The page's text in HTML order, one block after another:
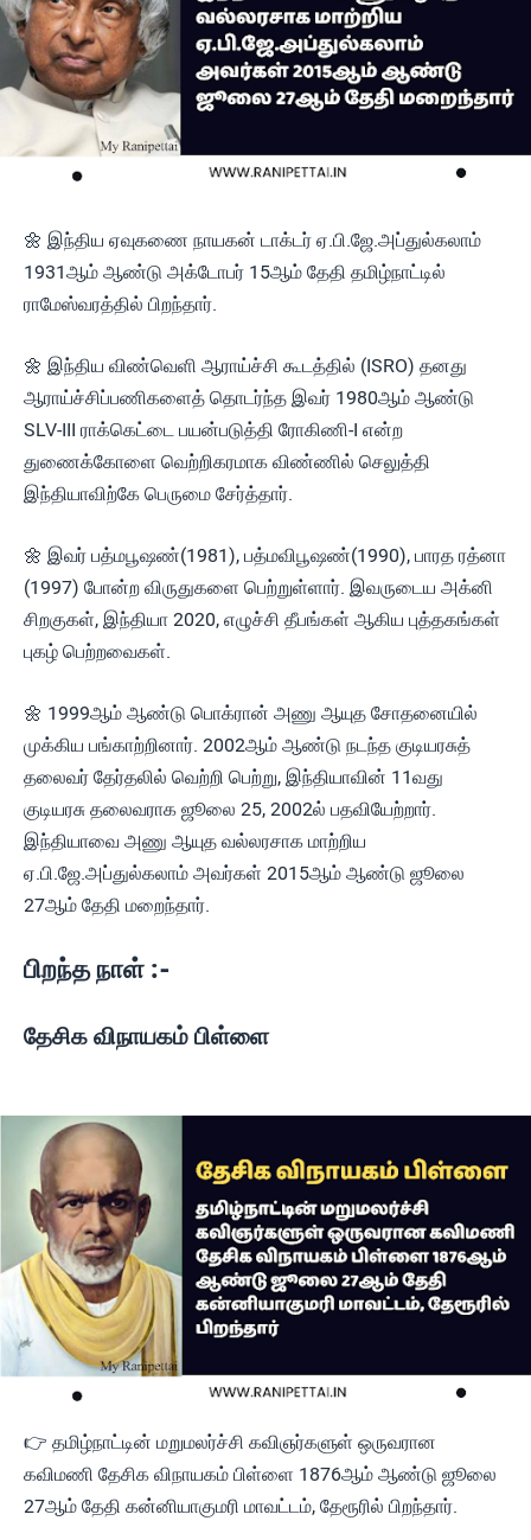
🌼 இந்திய ஏவுகணை நாயகன் டாக்டர் ஏ.பி.ஜே.அப்துல்கலாம்
1931ஆம் ஆண்டு அக்டோபர் 15ஆம் தேதி தமிழ்நாட்டில்
ராமேஸ்வரத்தில் பிறந்தார்.
🌼 இந்திய விண்வெளி ஆராய்ச்சி கூடத்தில் (ISRO) தனது
ஆராய்ச்சிப்பணிகளைத் தொடர்ந்த இவர் 1980ஆம் ஆண்டு
SLV-III ராக்கெட்டை பயன்படுத்தி ரோகிணி-I என்ற
துணைக்கோளை வெற்றிகரமாக விண்ணில் செலுத்தி
இந்தியாவிற்கே பெருமை சேர்த்தார்.
🌼 இவர் பத்மபூஷண்(1981), பத்மவிபூஷண்(1990), பாரத ரத்னா
(1997) போன்ற விருதுகளை பெற்றுள்ளார். இவருடைய அக்னி
சிறகுகள், இந்தியா 2020, எழுச்சி தீபங்கள் ஆகிய புத்தகங்கள்
புகழ் பெற்றவைகள்.
🌼 1999ஆம் ஆண்டு பொக்ரான் அணு ஆயுத சோதனையில்
முக்கிய பங்காற்றினார். 2002ஆம் ஆண்டு நடந்த குடியரசுத்
தலைவர் தேர்தலில் வெற்றி பெற்று, இந்தியாவின் 11வது
குடியரசு தலைவராக ஜூலை 25, 2002ல் பதவியேற்றார்.
இந்தியாவை அணு ஆயுத வல்லரசாக மாற்றிய
ஏ.பி.ஜே.அப்துல்கலாம் அவர்கள் 2015ஆம் ஆண்டு ஜூலை
27ஆம் தேதி மறைந்தார்.
பிறந்த நாள் :-
தேசிக விநாயகம் பிள்ளை
👉 தமிழ்நாட்டின் மறுமலர்ச்சி கவிஞர்களுள் ஒருவரான
கவிமணி தேசிக விநாயகம் பிள்ளை 1876ஆம் ஆண்டு ஜூலை
27ஆம் தேதி கன்னியாகுமரி மாவட்டம், தேரூரில் பிறந்தார்.